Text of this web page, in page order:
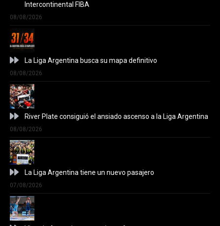
Intercontinental FIBA
08/08/2026
La Liga Argentina busca su mapa definitivo
08/08/2026
River Plate consiguió el ansiado ascenso a la Liga Argentina
08/08/2026
La Liga Argentina tiene un nuevo pasajero
07/08/2026